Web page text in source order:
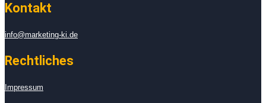
Kontakt
info@marketing-ki.de
Rechtliches
Impressum